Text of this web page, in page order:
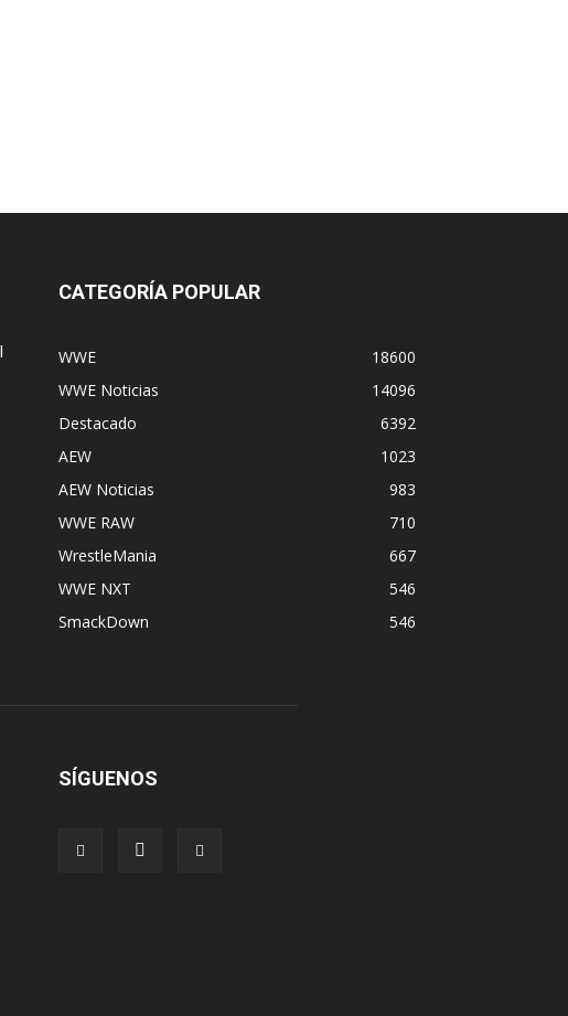
CATEGORÍA POPULAR
WWE
18600
WWE Noticias
14096
Destacado
6392
AEW
1023
AEW Noticias
983
WWE RAW
710
WrestleMania
667
WWE NXT
546
SmackDown
546
SÍGUENOS